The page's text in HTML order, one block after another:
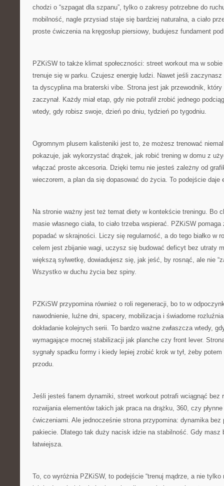
chodzi o “szpagat dla szpanu”, tylko o zakresy potrzebne do
mobilność, nagle przysiad staje się bardziej naturalna, a ciało
proste ćwiczenia na kręgosłup piersiowy, budujesz fundament
PZKiSW to także klimat społeczności: street workout ma w
trenuje się w parku. Czujesz energię ludzi. Nawet jeśli
ta dyscyplina ma braterski vibe. Strona jest jak przewodnik,
zaczynał. Każdy miał etap, gdy nie potrafił zrobić jednego
wtedy, gdy robisz swoje, dzień po dniu, tydzień po tygodniu.
Ogromnym plusem kalisteniki jest to, że możesz trenować
pokazuje, jak wykorzystać drążek, jak robić trening w domu z
włączać proste akcesoria. Dzięki temu nie jesteś zależny od
wieczorem, a plan da się dopasować do życia. To podejście daje
Na stronie ważny jest też temat diety w kontekście treningu. Bo
masie własnego ciała, to ciało trzeba wspierać. PZKiSW
popadać w skrajności. Liczy się regularność, a do tego białko w
celem jest zbijanie wagi, uczysz się budować deficyt bez utraty
większą sylwetkę, dowiadujesz się, jak jeść, by rosnąć, ale nie
Wszystko w duchu życia bez spiny.
PZKiSW przypomina również o roli regeneracji, bo to w
nawodnienie, luźne dni, spacery, mobilizacja i świadome
dokładanie kolejnych serii. To bardzo ważne zwłaszcza wtedy,
wymagające mocnej stabilizacji jak planche czy front lever.
sygnały spadku formy i kiedy lepiej zrobić krok w tył, żeby
przodu.
Jeśli jesteś fanem dynamiki, street workout potrafi wciągnąć bez
rozwijania elementów takich jak praca na drążku, 360, czy
ćwiczeniami. Ale jednocześnie strona przypomina: dynamika bez
pakiecie. Dlatego tak duży nacisk idzie na stabilność. Gdy masz
łatwiejsza.
To, co wyróżnia PZKiSW, to podejście “trenuj mądrze, a nie tylko